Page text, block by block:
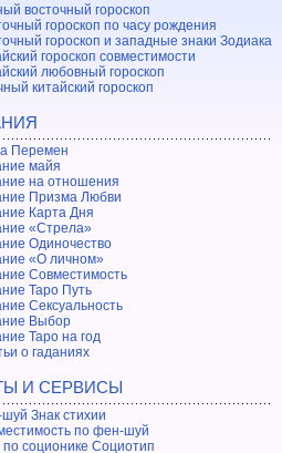
восточный гороскоп
гороскоп по часу рождения
гороскоп и западные знаки Зодиака
гороскоп совместимости
любовный гороскоп
китайский гороскоп
Перемен
майя
на отношения
Призма Любви
Карта Дня
«Стрела»
Одиночество
«О личном»
Совместимость
Таро Путь
Сексуальность
Выбор
Таро на год
о гаданиях
И СЕРВИСЫ
Знак стихии
по фен-шуй
по соционике Социотип